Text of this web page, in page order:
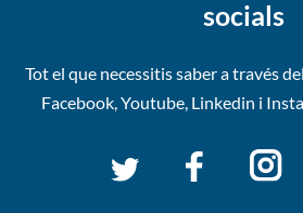
socials
Tot el que necessitis saber a través
Facebook, Youtube, Linkedin i